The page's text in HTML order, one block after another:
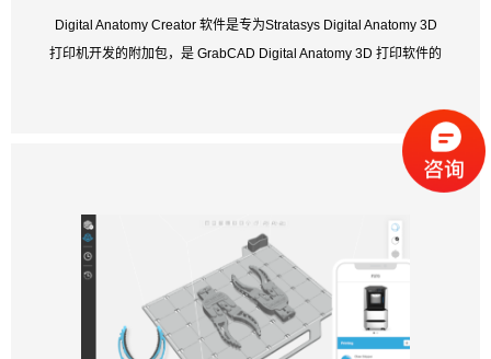
Digital Anatomy Creator 软件是专为Stratasys Digital Anatomy 3D
打印机开发的附加包，是 GrabCAD Digital Anatomy 3D 打印软件的